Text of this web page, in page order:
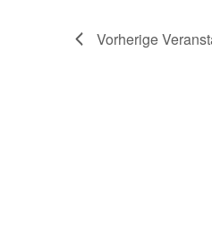
Vorherige